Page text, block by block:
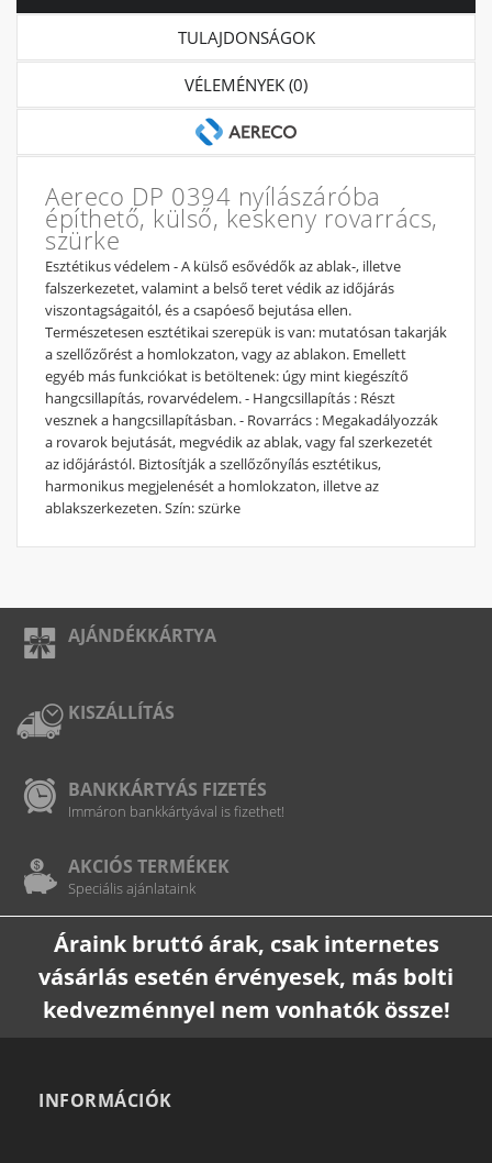
TULAJDONSÁGOK
VÉLEMÉNYEK (0)
Aereco DP 0394 nyílászáróba
építhető, külső, keskeny rovarrács,
szürke
Esztétikus védelem - A külső esővédők az ablak-, illetve
falszerkezetet, valamint a belső teret védik az időjárás
viszontagságaitól, és a csapóeső bejutása ellen.
Természetesen esztétikai szerepük is van: mutatósan takarják
a szellőzőrést a homlokzaton, vagy az ablakon. Emellett
egyéb más funkciókat is betöltenek: úgy mint kiegészítő
hangcsillapítás, rovarvédelem. - Hangcsillapítás : Részt
vesznek a hangcsillapításban. - Rovarrács : Megakadályozzák
a rovarok bejutását, megvédik az ablak, vagy fal szerkezetét
az időjárástól. Biztosítják a szellőzőnyílás esztétikus,
harmonikus megjelenését a homlokzaton, illetve az
ablakszerkezeten. Szín: szürke
AJÁNDÉKKÁRTYA
KISZÁLLÍTÁS
BANKKÁRTYÁS FIZETÉS
Immáron bankkártyával is fizethet!
AKCIÓS TERMÉKEK
Speciális ajánlataink
Áraink bruttó árak, csak internetes
vásárlás esetén érvényesek, más bolti
kedvezménnyel nem vonhatók össze!
INFORMÁCIÓK